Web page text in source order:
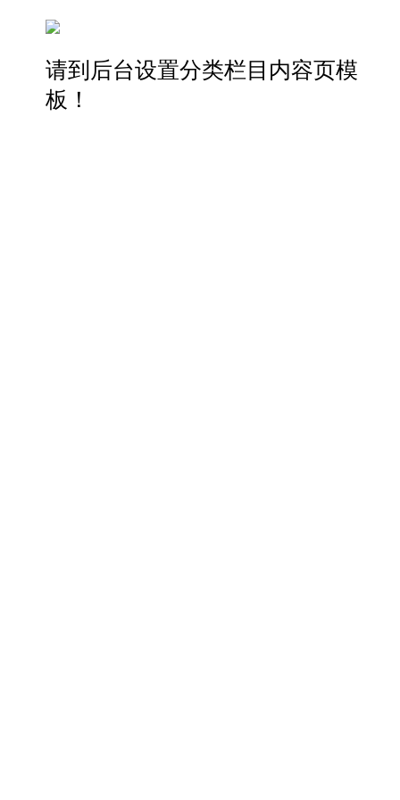
请到后台设置分类栏目内容页模
板！